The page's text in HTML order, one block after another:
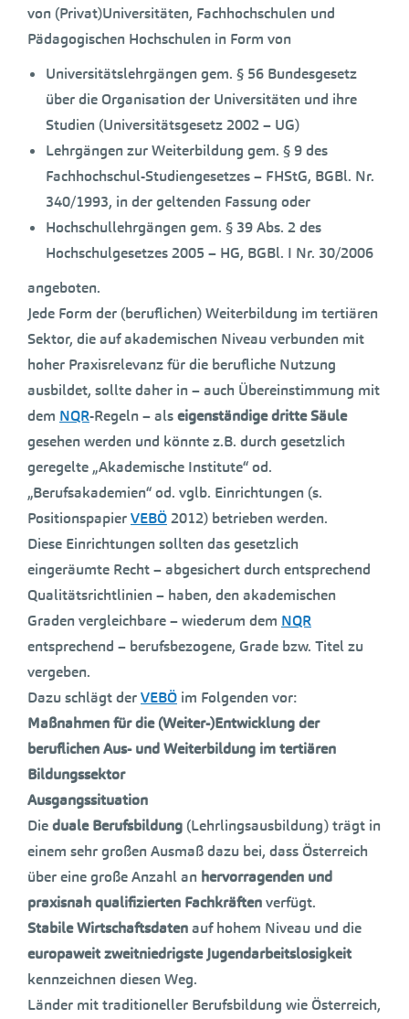
von (Privat)Universitäten, Fachhochschulen und
Pädagogischen Hochschulen in Form von
Universitätslehrgängen gem. § 56 Bundesgesetz
über die Organisation der Universitäten und ihre
Studien (Universitätsgesetz 2002 – UG)
Lehrgängen zur Weiterbildung gem. § 9 des
Fachhochschul-Studiengesetzes – FHStG, BGBl. Nr.
340/1993, in der geltenden Fassung oder
Hochschullehrgängen gem. § 39 Abs. 2 des
Hochschulgesetzes 2005 – HG, BGBl. I Nr. 30/2006
angeboten.
Jede Form der (beruflichen) Weiterbildung im tertiären
Sektor, die auf akademischen Niveau verbunden mit
hoher Praxisrelevanz für die berufliche Nutzung
ausbildet, sollte daher in – auch Übereinstimmung mit
dem NQR-Regeln – alseigenständige dritte Säule
gesehen werden und könnte z.B. durch gesetzlich
geregelte „Akademische Institute“ od.
„Berufsakademien“ od. vglb. Einrichtungen (s.
PositionspapierVEBÖ2012) betrieben werden.
Diese Einrichtungen sollten das gesetzlich
eingeräumte Recht – abgesichert durch entsprechend
Qualitätsrichtlinien – haben, den akademischen
Graden vergleichbare – wiederum dem NQR
entsprechend – berufsbezogene, Grade bzw. Titel zu
vergeben.
Dazu schlägt derVEBÖ im Folgenden vor:
Maßnahmen für die (Weiter-)Entwicklung der
beruflichen Aus- und Weiterbildung im tertiären
Bildungssektor
Ausgangssituation
Dieduale Berufsbildung (Lehrlingsausbildung) trägt in
einem sehr großen Ausmaß dazu bei, dass Österreich
über eine große Anzahl an hervorragenden und
praxisnah qualifizierten Fachkräftenverfügt.
Stabile Wirtschaftsdatenauf hohem Niveau und die
europaweit zweitniedrigste Jugendarbeitslosigkeit
kennzeichnen diesen Weg.
Länder mit traditioneller Berufsbildung wie Österreich,